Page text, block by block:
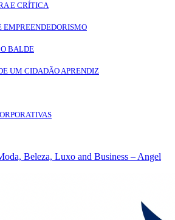
E CRÍTICA
EMPREENDEDORISMO
BALDE
UM CIDADÃO APRENDIZ